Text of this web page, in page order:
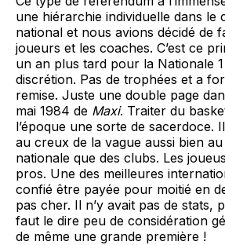
une hiérarchie individuelle dans le
national et nous avions décidé de
joueurs et les coaches. C’est ce
un an plus tard pour la Nationale
discrétion. Pas de trophées et a
remise. Juste une double page
mai 1984 de Maxi. Traiter du
l’époque une sorte de sacerdoce.
au creux de la vague aussi bien au
nationale que des clubs. Les
pros. Une des meilleures
confié être payée pour moitié en
pas cher. Il n’y avait pas de stats,
faut le dire peu de considération
de même une grande première !